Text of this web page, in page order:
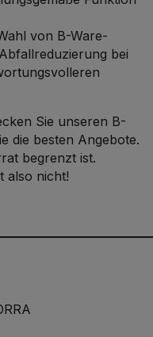
von B-Ware-
bei
Sie unseren B-
die besten Angebote.
begrenzt ist.
also nicht!